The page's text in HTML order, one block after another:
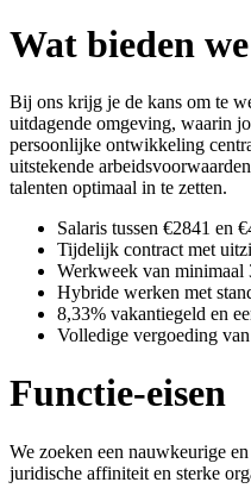
Wat bieden
Bij ons krijg je de kans om te
uitdagende omgeving, waarin
persoonlijke ontwikkeling
uitstekende
talenten optimaal in te zetten.
Salaris tussen €2841 en
Tijdelijk contract met
Werkweek van minimaal
Hybride werken met
8,33% vakantiegeld en
Volledige vergoeding
Functie-eisen
We zoeken een nauwkeurige
juridische affiniteit en sterke